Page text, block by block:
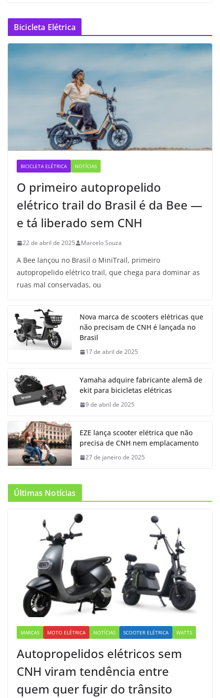
Bicicleta Elétrica
BICICLETA ELÉTRICA NOTÍCIAS
O primeiro autopropelido
elétrico trail do Brasil é da Bee —
e tá liberado sem CNH
22 de abril de 2025 Marcelo Souza
A Bee lançou no Brasil o MiniTrail, primeiro
autopropelido elétrico trail, que chega para dominar as
ruas mal conservadas, ou
Nova marca de scooters elétricas que
não precisam de CNH é lançada no
Brasil
17 de abril de 2025
Yamaha adquire fabricante alemã de
ekit para bicicletas elétricas
9 de abril de 2025
EZE lança scooter elétrica que não
precisa de CNH nem emplacamento
27 de janeiro de 2025
Últimas Notícias
MARCAS MOTO ELÉTRICA NOTÍCIAS SCOOTER ELÉTRICA WATTS
Autopropelidos elétricos sem
CNH viram tendência entre
quem quer fugir do trânsito